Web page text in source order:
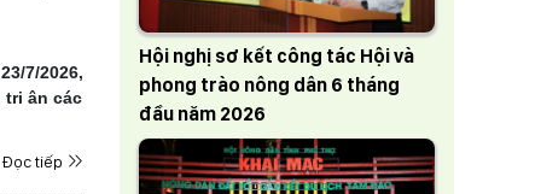
7/2026,
tri ân các
Đọc tiếp
Hội nghị sơ kết công tác Hội và
phong trào nông dân 6 tháng
đầu năm 2026